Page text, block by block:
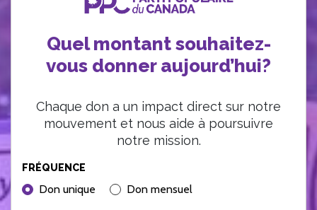
Quel montant souhaitez-
vous donner aujourd’hui?
Chaque don a un impact direct sur notre
mouvement et nous aide à poursuivre
notre mission.
FRÉQUENCE
DONATION FREQUENCY
Don unique Don mensuel